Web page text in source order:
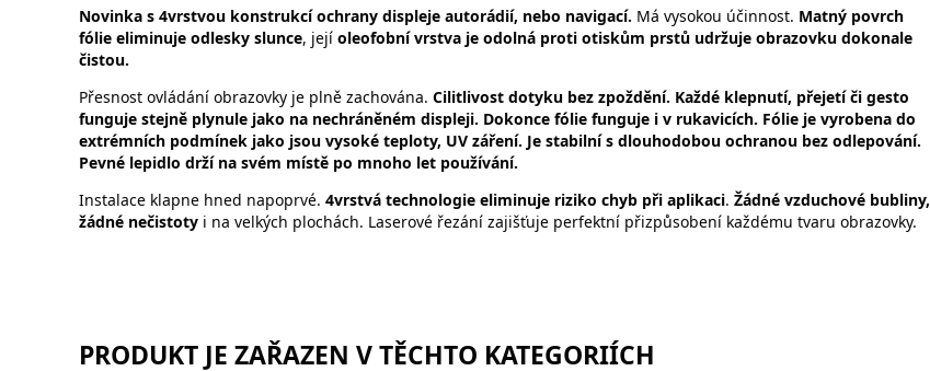
Novinka s 4vrstvou konstrukcí ochrany displeje autorádií, nebo navigací. Má vysokou účinnost. Matný povrch
fólie eliminuje odlesky slunce, její oleofobní vrstva je odolná proti otiskům prstů udržuje obrazovku dokonale
čistou.
Přesnost ovládání obrazovky je plně zachována. Cilitlivost dotyku bez zpoždění. Každé klepnutí, přejetí či gesto
funguje stejně plynule jako na nechráněném displeji. Dokonce fólie funguje i v rukavicích. Fólie je vyrobena do
extrémních podmínek jako jsou vysoké teploty, UV záření. Je stabilní s dlouhodobou ochranou bez odlepování.
Pevné lepidlo drží na svém místě po mnoho let používání.
Instalace klapne hned napoprvé. 4vrstvá technologie eliminuje riziko chyb při aplikaci. Žádné vzduchové bubliny,
žádné nečistoty i na velkých plochách. Laserové řezání zajišťuje perfektní přizpůsobení každému tvaru obrazovky.
PRODUKT JE ZAŘAZEN V TĚCHTO KATEGORIÍCH